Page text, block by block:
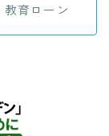
育ローン